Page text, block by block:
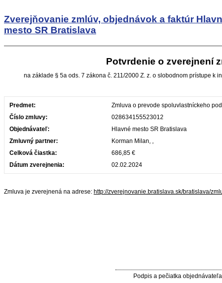
Zverejňovanie zmlúv, objednávok a faktúr
mesto SR Bratislava
Potvrdenie o zverejnení
na základe § 5a ods. 7 zákona č. 211/2000 Z. z. o slobodnom prístupe k
Predmet:
Zmluva o prevode spoluvlastníckeho
Číslo zmluvy:
028634155523012
Objednávateľ:
Hlavné mesto SR Bratislava
Zmluvný partner:
Korman Milan, ,
Celková čiastka:
686,85 €
Dátum zverejnenia:
02.02.2024
Zmluva je zverejnená na adrese: http://zverejnovanie.bratislava.sk/bratislava/
Podpis a pečiatka objednávateľa